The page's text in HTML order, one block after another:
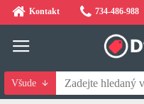
Kontakt 734-486-988
Všude